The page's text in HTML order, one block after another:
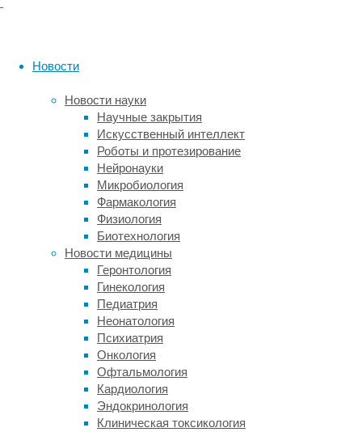
Новости
Новости науки
Научные закрытия
Искусственный интеллект
Роботы и протезирование
Нейронауки
Микробиология
Фармакология
Физиология
Биотехнология
Новости медицины
Геронтология
Гинекология
Педиатрия
Неонатология
Психиатрия
Онкология
Офтальмология
Кардиология
Эндокринология
Клиническая токсикология
школы
приблизились
созданию
искусственно
выращенных
сердец.
Американские
учёные
вырастили
ткани
человеческого
сердца
лабораторных
условиях,
чём
сообщили